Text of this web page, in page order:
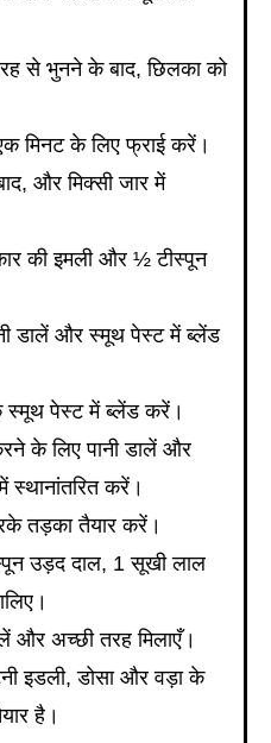
से भुनने के बाद, छिलका को
मिनट के लिए फ्राई करें।
और मिक्सी जार में
की इमली और ½ टीस्पून
डालें और स्मूथ पेस्ट में ब्लेंड
स्मूथ पेस्ट में ब्लेंड करें।
के लिए पानी डालें और
करें।
तड़का तैयार करें।
उड़द दाल, 1 सूखी लाल
और अच्छी तरह मिलाएँ।
इडली, डोसा और वड़ा के
है।